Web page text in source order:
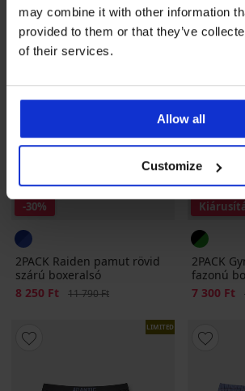
may combine it with other information
provided to them or that they’ve
of their services.
Allow all
Customize
-30%
2PACK Raiden pamut rövid
szárú boxeralsó
Kedvezmény
8 250 Ft Eredeti ár
11 790 Ft
2PACK
fazonú
7 300 Ft
LIMITED